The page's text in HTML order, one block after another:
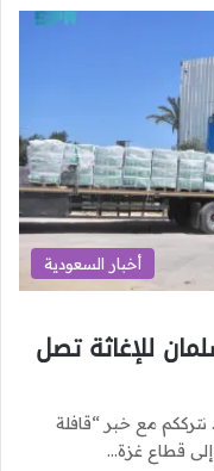
أخبار السعودية
للإغاثة تصل
. نترككم مع خبر “قافلة
قطاع غزة…